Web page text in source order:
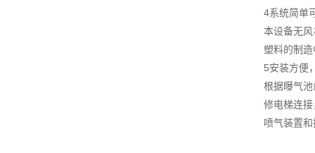
4系统简单
本设备无
塑料的制
5安装方便
根据曝气
修电梯连
喷气装置